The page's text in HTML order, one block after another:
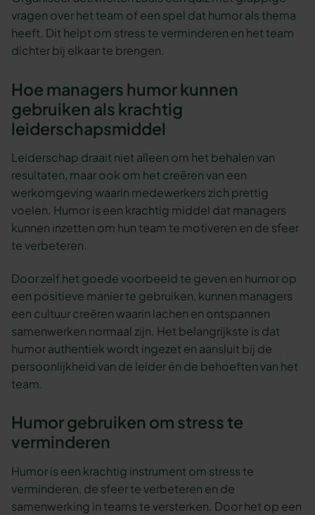
vragen over het team of een spel dat humor als thema
heeft. Dit helpt om stress te verminderen en het team
dichter bij elkaar te brengen.
Hoe managers humor kunnen
gebruiken als krachtig
leiderschapsmiddel
Leiderschap draait niet alleen om het behalen van
resultaten, maar ook om het creëren van een
werkomgeving waarin medewerkers zich prettig
voelen. Humor is een krachtig middel dat managers
kunnen inzetten om hun team te motiveren en de sfeer
te verbeteren.
Door zelf het goede voorbeeld te geven en humor op
een positieve manier te gebruiken, kunnen managers
een cultuur creëren waarin lachen en ontspannen
samenwerken normaal zijn. Het belangrijkste is dat
humor authentiek wordt ingezet en aansluit bij de
persoonlijkheid van de leider én de behoeften van het
team.
Humor gebruiken om stress te
verminderen
Humor is een krachtig instrument om stress te
verminderen, de sfeer te verbeteren en de
samenwerking in teams te versterken. Door het op een